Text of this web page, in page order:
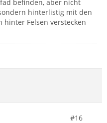
befinden, aber nicht
hinterlistig mit den
hinter Felsen verstecken
#16